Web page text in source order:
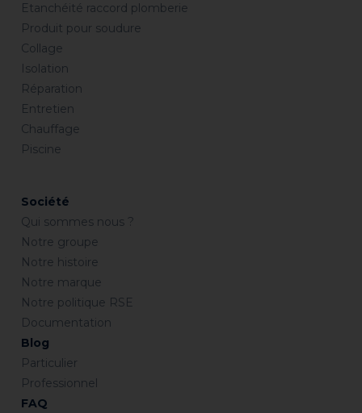
Etanchéité raccord plomberie
Produit pour soudure
Collage
Isolation
Réparation
Entretien
Chauffage
Piscine
Société
Qui sommes nous ?
Notre groupe
Notre histoire
Notre marque
Notre politique RSE
Documentation
Blog
Particulier
Professionnel
FAQ